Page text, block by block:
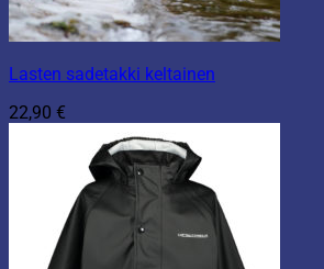
Lasten sadetakki keltainen
22,90 €